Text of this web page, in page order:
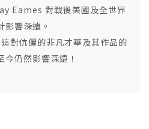
Eames 對戰後美國及全世界
影響深遠。
對伉儷的非凡才華及其作品的
今仍然影響深遠！